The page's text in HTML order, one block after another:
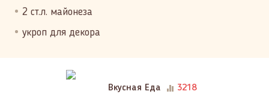
2 ст.л. майонеза
укроп для декора
Вкусная Еда 3218